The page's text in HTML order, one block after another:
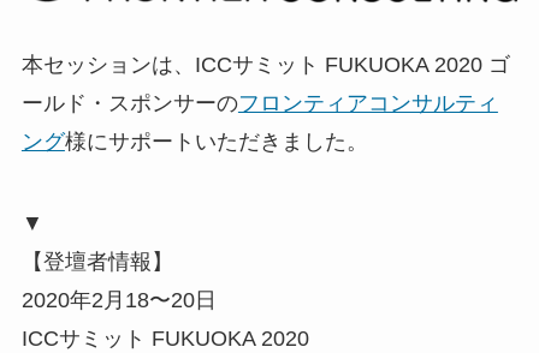
本セッションは、ICCサミット FUKUOKA 2020 ゴ
ールド・スポンサーのフロンティアコンサルティ
ング様にサポートいただきました。
▼
【登壇者情報】
2020年2月18〜20日
ICCサミット FUKUOKA 2020